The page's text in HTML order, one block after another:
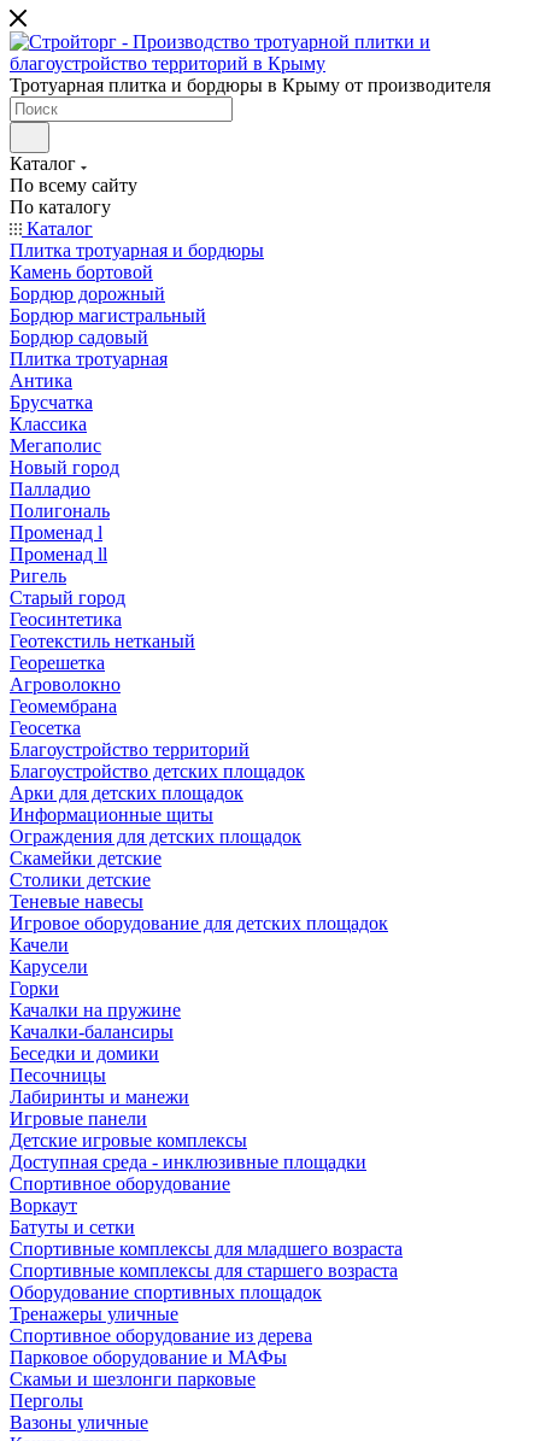
Тротуарная плитка и бордюры в Крыму от производителя
Каталог
По всему сайту
По каталогу
Каталог
Плитка тротуарная и бордюры
Камень бортовой
Бордюр дорожный
Бордюр магистральный
Бордюр садовый
Плитка тротуарная
Антика
Брусчатка
Классика
Мегаполис
Новый город
Палладио
Полигональ
Променад l
Променад ll
Ригель
Старый город
Геосинтетика
Геотекстиль нетканый
Георешетка
Агроволокно
Геомембрана
Геосетка
Благоустройство территорий
Благоустройство детских площадок
Арки для детских площадок
Информационные щиты
Ограждения для детских площадок
Скамейки детские
Столики детские
Теневые навесы
Игровое оборудование для детских площадок
Качели
Карусели
Горки
Качалки на пружине
Качалки-балансиры
Беседки и домики
Песочницы
Лабиринты и манежи
Игровые панели
Детские игровые комплексы
Доступная среда - инклюзивные площадки
Спортивное оборудование
Воркаут
Батуты и сетки
Спортивные комплексы для младшего возраста
Спортивные комплексы для старшего возраста
Оборудование спортивных площадок
Тренажеры уличные
Спортивное оборудование из дерева
Парковое оборудование и МАФы
Скамьи и шезлонги парковые
Перголы
Вазоны уличные